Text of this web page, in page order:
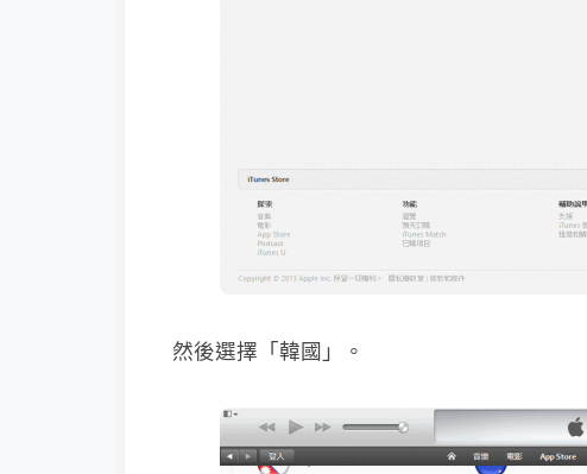
然後選擇「韓國」。